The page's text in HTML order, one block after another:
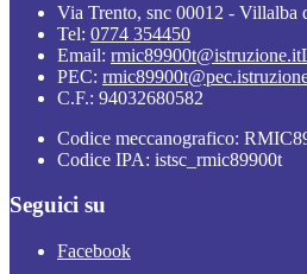
Via Trento, snc 00012 - Villalba
Tel: 0774 354450
Email: rmic89900t@istruzione.it
PEC:
C.F.: 94032680582
Codice meccanografico:
Codice IPA: istsc_rmic89900t
Seguici su
Facebook